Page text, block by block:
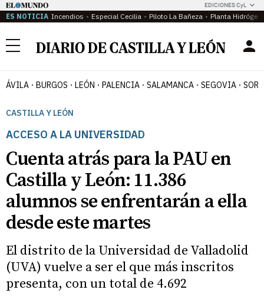
EDICIONES CyL
ES NOTICIA Incendios Especial Cecilia Piloto La Bañeza Planta
Menú
ÁVILA BURGOS LEÓN PALENCIA SALAMANCA SEGOVIA
CASTILLA Y LEÓN
ACCESO A LA UNIVERSIDAD
Cuenta atrás para la PAU en
Castilla y León: 11.386
alumnos se enfrentarán a ella
desde este martes
El distrito de la Universidad de Valladolid
(UVA) vuelve a ser el que más inscritos
presenta, con un total de 4.692